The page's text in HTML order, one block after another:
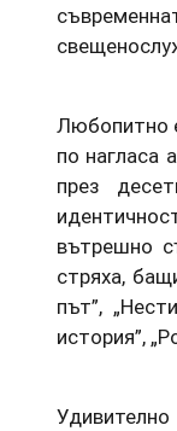
Любопитно
по нагласа
през
вътрешно
стряха,
път”,
история”,